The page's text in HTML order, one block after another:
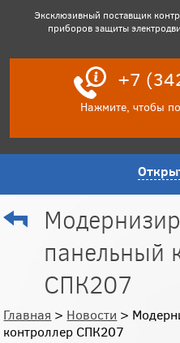
Эксклюзивный поставщик
приборов защиты
+7
Нажмите, чтобы
панельный
СПК207
Главная > Новости >
контроллер СПК207